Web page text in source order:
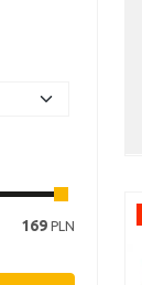
169 PLN